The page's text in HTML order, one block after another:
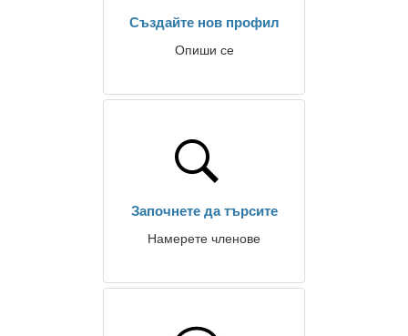
Създайте нов профил
Опиши се
Започнете да търсите
Намерете членове